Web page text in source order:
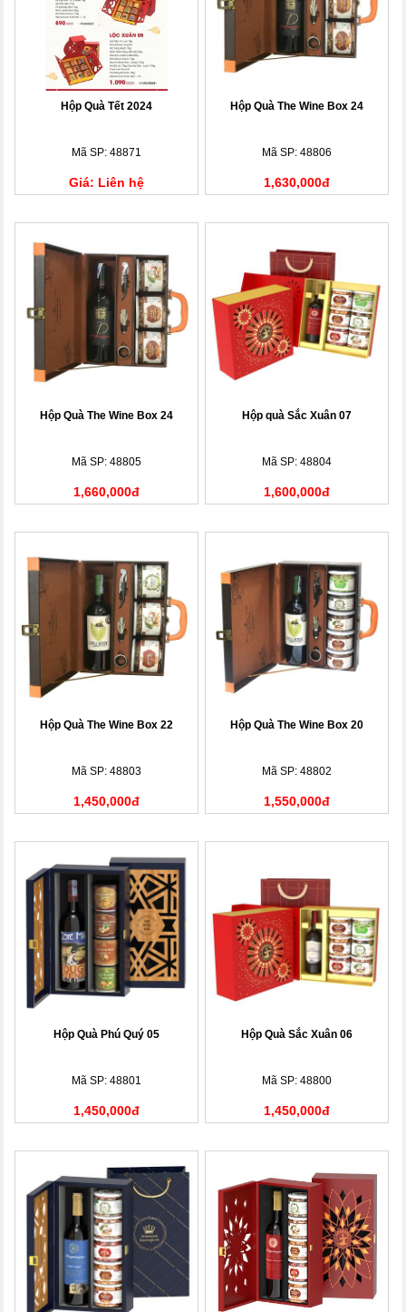
Hộp Quà Tết 2024
Mã SP: 48871
Giá: Liên hệ
Hộp Quà The Wine Box 24
Mã SP: 48806
1,630,000đ
Hộp Quà The Wine Box 24
Mã SP: 48805
1,660,000đ
Hộp quà Sắc Xuân 07
Mã SP: 48804
1,600,000đ
Hộp Quà The Wine Box 22
Mã SP: 48803
1,450,000đ
Hộp Quà The Wine Box 20
Mã SP: 48802
1,550,000đ
Hộp Quà Phú Quý 05
Mã SP: 48801
1,450,000đ
Hộp Quà Sắc Xuân 06
Mã SP: 48800
1,450,000đ